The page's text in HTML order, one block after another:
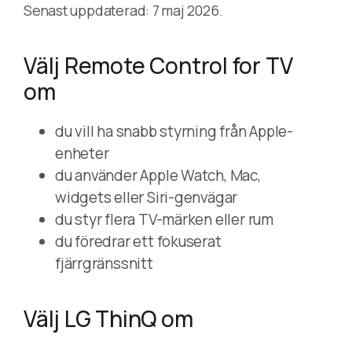
Senast uppdaterad: 7 maj 2026.
Välj Remote Control for TV
om
du vill ha snabb styrning från Apple-
enheter
du använder Apple Watch, Mac,
widgets eller Siri-genvägar
du styr flera TV-märken eller rum
du föredrar ett fokuserat
fjärrgränssnitt
Välj LG ThinQ om